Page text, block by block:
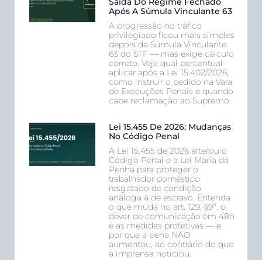
Após A Súmula Vinculante 63
A progressão no tráfico
privilegiado ficou mais simples
depois da Súmula Vinculante
63 do STF — mas exige cálculo
correto. Veja qual percentual
aplicar após a Lei 15.402/2026,
como instruir o pedido na Vara
de Execuções Penais e quando
cabe reclamação ao Supremo.
Lei 15.455 De 2026: Mudanças
No Código Penal
A Lei 15.455 de 2026 alterou o
Código Penal e a Lei Maria da
Penha para proteger o
trabalhador doméstico
resgatado de condição
análoga à de escravo. Entenda
o que muda no art. 129, §9º, o
dever de comunicação em 48h
e as medidas protetivas — e
por que a pena NÃO
aumentou, ao contrário do que
a imprensa noticiou.